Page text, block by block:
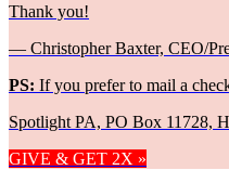
Thank you!
— Christopher Baxter, CEO/
PS: If you prefer to mail a
Spotlight PA, PO Box 11728,
GIVE & GET 2X »